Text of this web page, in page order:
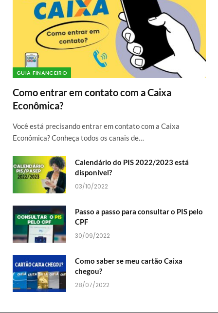
GUIA FINANCEIRO
Como entrar em contato com a Caixa
Econômica?
Você está precisando entrar em contato com a Caixa
Econômica? Conheça todos os canais de…
Calendário do PIS 2022/2023 está
disponível?
03/10/2022
Passo a passo para consultar o PIS pelo
CPF
30/09/2022
Como saber se meu cartão Caixa
chegou?
28/07/2022